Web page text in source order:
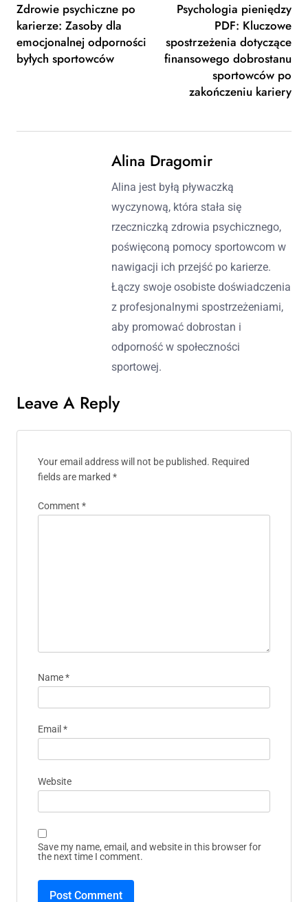
Zdrowie psychiczne po
karierze: Zasoby dla
emocjonalnej odporności
byłych sportowców
Psychologia pieniędzy
PDF: Kluczowe
spostrzeżenia dotyczące
finansowego dobrostanu
sportowców po
zakończeniu kariery
Alina Dragomir
Alina jest byłą pływaczką
wyczynową, która stała się
rzeczniczką zdrowia psychicznego,
poświęconą pomocy sportowcom w
nawigacji ich przejść po karierze.
Łączy swoje osobiste doświadczenia
z profesjonalnymi spostrzeżeniami,
aby promować dobrostan i
odporność w społeczności
sportowej.
Leave A Reply
Your email address will not be published. Required
fields are marked *
Comment *
Name*
Email *
Website
Save my name, email, and website in this browser for
the next time I comment.